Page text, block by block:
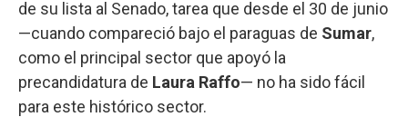
de su lista al Senado, tarea que desde el 30 de junio
—cuando compareció bajo el paraguas de Sumar,
como el principal sector que apoyó la
precandidatura de Laura Raffo— no ha sido fácil
para este histórico sector.